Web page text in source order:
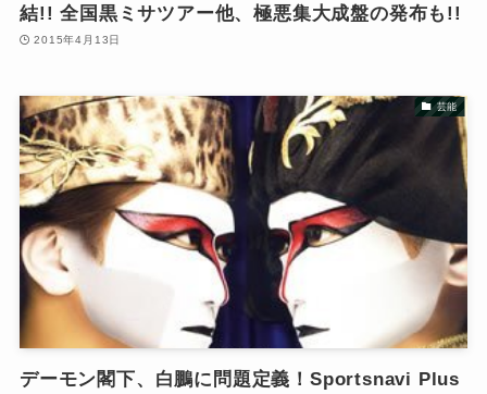
結!! 全国黒ミサツアー他、極悪集大成盤の発布も!!
2015年4月13日
芸能
デーモン閣下、白鵬に問題定義！Sportsnavi Plus